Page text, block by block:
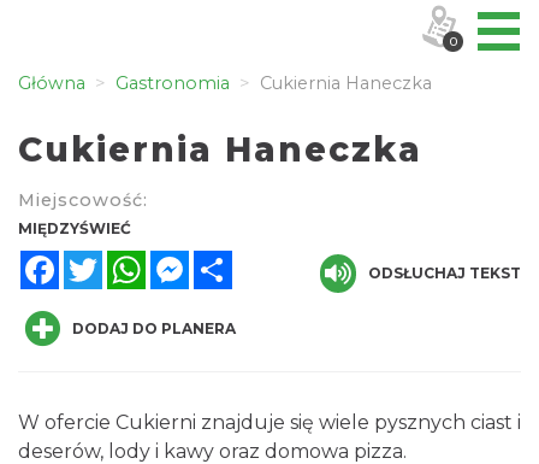
Główna Gastronomia Cukiernia Haneczka
Cukiernia Haneczka
Miejscowość:
MIĘDZYŚWIEĆ
FacebookTwitterWhatsAppMessenger
ODSŁUCHAJ TEKST
DODAJ DO PLANERA
W ofercie Cukierni znajduje się wiele pysznych ciast i
deserów, lody i kawy oraz domowa pizza.
0